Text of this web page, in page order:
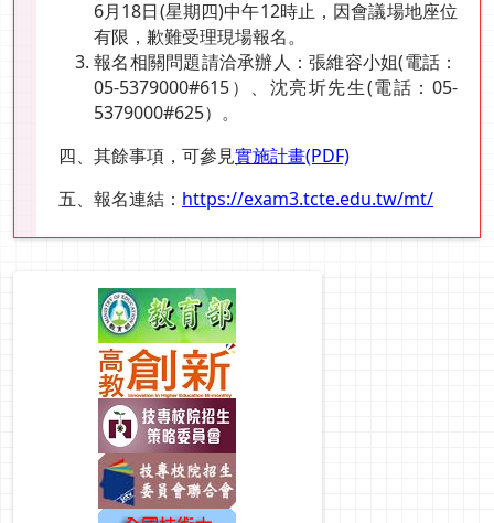
6月18日(星期四)中午12時止，因會議場地座位
有限，歉難受理現場報名。
報名相關問題請洽承辦人：張維容小姐(電話：
05-5379000#615）、沈亮圻先生(電話：05-
5379000#625）。
四、其餘事項，可參見實施計畫(PDF)
五、報名連結： https://exam3.tcte.edu.tw/mt/